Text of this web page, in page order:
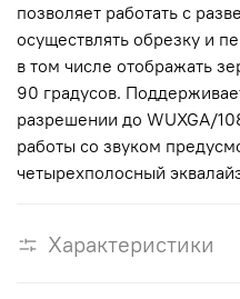
позволяет работать с
осуществлять обрезку и
в том числе отображать
90 градусов.
разрешении до WUXGA/
работы со звуком
четырехполосный
Характеристики